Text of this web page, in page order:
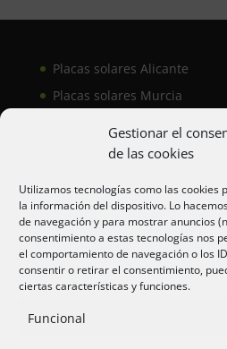
Gestionar el
de las cookies
Utilizamos tecnologías como las cookies
la información del dispositivo. Lo
de navegación y para mostrar anuncios
consentimiento a estas tecnologías nos
el comportamiento de navegación o los
consentir o retirar el consentimiento,
ciertas características y funciones.
Funcional
Placas solares Alicante
Placas solares Murcia
Aire acondicionado Alicante
Aire acondicionador Murcia
Aire acondicionado San Juan